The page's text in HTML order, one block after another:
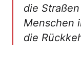
die
Menschen
die